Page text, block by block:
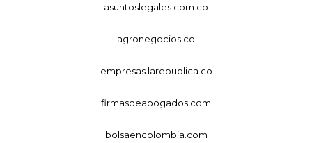
asuntoslegales.com.co
agronegocios.co
empresas.larepublica.co
firmasdeabogados.com
bolsaencolombia.com